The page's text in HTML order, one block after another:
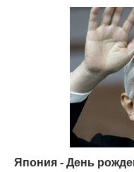
Япония - День